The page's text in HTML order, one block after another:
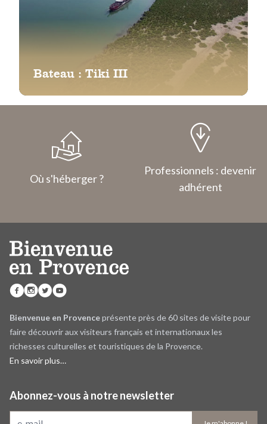
Bateau : Tiki III
Où s'héberger ?
Professionnels : devenir
adhérent
Bienvenue en Provenceprésente près de 60 sites de visite pour
faire découvrir aux visiteurs français et internationaux les
richesses culturelles et touristiques de la Provence.
En savoir plus…
Abonnez-vous à notre newsletter